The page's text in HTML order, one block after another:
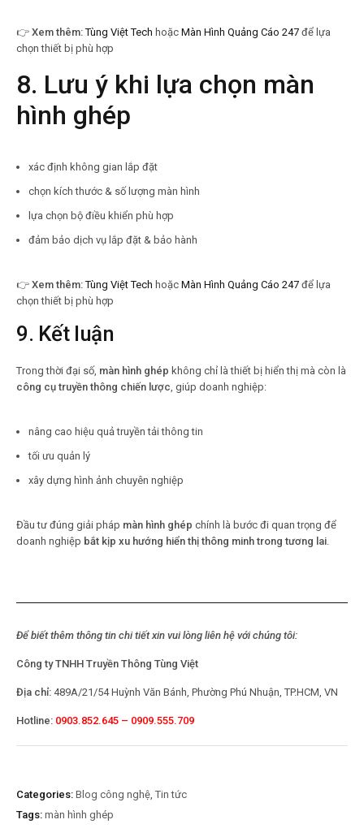
👉 Xem thêm: Tùng Việt Tech hoặc Màn Hình Quảng Cáo 247 để lựa
chọn thiết bị phù hợp
8. Lưu ý khi lựa chọn màn
hình ghép
xác định không gian lắp đặt
chọn kích thước & số lượng màn hình
lựa chọn bộ điều khiển phù hợp
đảm bảo dịch vụ lắp đặt & bảo hành
👉 Xem thêm: Tùng Việt Tech hoặc Màn Hình Quảng Cáo 247 để lựa
chọn thiết bị phù hợp
9. Kết luận
Trong thời đại số, màn hình ghép không chỉ là thiết bị hiển thị mà còn là
công cụ truyền thông chiến lược , giúp doanh nghiệp:
nâng cao hiệu quả truyền tải thông tin
tối ưu quản lý
xây dựng hình ảnh chuyên nghiệp
Đầu tư đúng giải pháp màn hình ghép chính là bước đi quan trọng để
doanh nghiệp bắt kịp xu hướng hiển thị thông minh trong tương lai
Để biết thêm thông tin chi tiết xin vui lòng liên hệ với chúng tôi:
Công ty TNHH Truyền Thông Tùng Việt
Địa chỉ: 489A/21/54 Huỳnh Văn Bánh, Phường Phú Nhuận, TP.HCM, VN
Hotline: 0903.852.645 – 0909.555.709
Categories: Blog công nghệ Tin tức
Tags: màn hình ghép